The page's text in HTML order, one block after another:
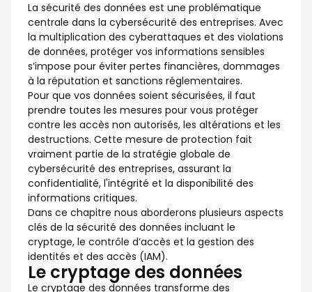
La sécurité des données est une problématique
centrale dans la cybersécurité des entreprises. Avec
la multiplication des cyberattaques et des violations
de données, protéger vos informations sensibles
s’impose pour éviter pertes financières, dommages
à la réputation et sanctions réglementaires.
Pour que vos données soient sécurisées, il faut
prendre toutes les mesures pour vous protéger
contre les accès non autorisés, les altérations et les
destructions. Cette mesure de protection fait
vraiment partie de la stratégie globale de
cybersécurité des entreprises, assurant la
confidentialité, l'intégrité et la disponibilité des
informations critiques.
Dans ce chapitre nous aborderons plusieurs aspects
clés de la sécurité des données incluant le
cryptage, le contrôle d’accès et la gestion des
identités et des accès (IAM).
Le cryptage des données
Le cryptage des données transforme des